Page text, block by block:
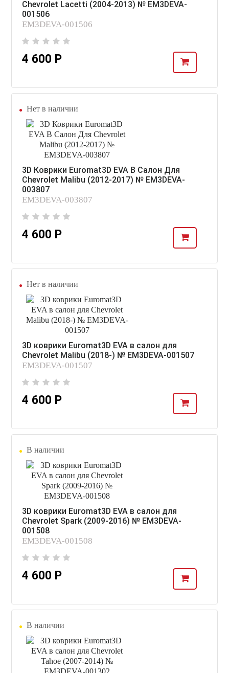
Chevrolet Lacetti (2004-2013) № EM3DEVA-
001506
EM3DEVA-001506
4 600 Р
Нет в наличии
3D Коврики Euromat3D EVA В Салон Для
Chevrolet Malibu (2012-2017) № EM3DEVA-
003807
EM3DEVA-003807
4 600 Р
Нет в наличии
3D коврики Euromat3D EVA в салон для
Chevrolet Malibu (2018-) № EM3DEVA-001507
EM3DEVA-001507
4 600 Р
В наличии
3D коврики Euromat3D EVA в салон для
Chevrolet Spark (2009-2016) № EM3DEVA-
001508
EM3DEVA-001508
4 600 Р
В наличии